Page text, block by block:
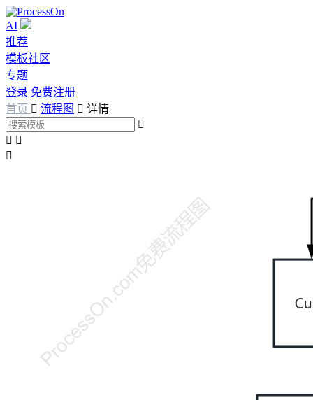
AI
推荐
模板社区
专题
登录 免费注册
首页  流程图  详情

 
